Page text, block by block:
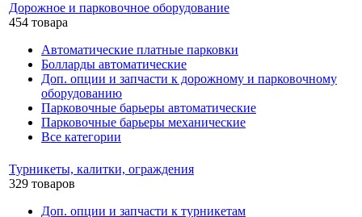
Дорожное и парковочное оборудование
454 товара
Автоматические платные парковки
Болларды автоматические
Доп. опции и запчасти к дорожному и парковочному
оборудованию
Парковочные барьеры автоматические
Парковочные барьеры механические
Все категории
Турникеты, калитки, ограждения
329 товаров
Доп. опции и запчасти к турникетам